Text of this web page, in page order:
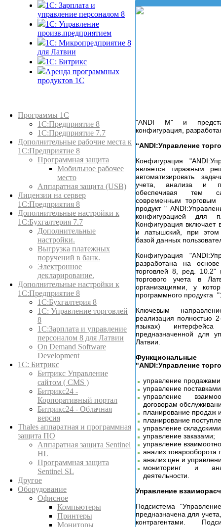
1C: Зарплата и
управление персоналом 8
1C: Управление
произв.предприятием
1С: Микропредприятие 8
для Латвии
1C: Битрикс
Аренда программных
продуктов 1С
Программы 1С
1С:Предприятие 8
1С:Предприятие 7.7
Дополнительные рабочие места к
1С:Предприятие 8
Программная защита
Мобильное рабочее
место
Аппаратная защита (USB)
Лицензии на сервер
1С:Предприятия 8
Дополнительные настройки к
1С:Бухгалтерия 7.7
Дополнительные
настройки.
Выгрузка платежных
поручений в банк.
Электронное
декларирование.
Дополнительные настройки к
1С:Предприятие 8
1С:Бухгалтерия 8
1C: Управление торговлей
8
1С:Зарплата и управление
персоналом 8 для Латвии
On Demand Software
Development
1С: Битрикс
Битрикс Управление
сайтом ( CMS )
Битрикс24 -
Корпоративный портал
Битрикс24 - Облачная
версия
Thales аппаратная и программная
защита ПО
Аппаратная защита Sentinel
HL
Программная защита
Sentinel SL
Другое
Оборудование
Офисное
Компьютеры
Принтеры
Мониторы
"ANDI M" и
конфигурация,
“ANDI:Управление
Конфигурация
является тиражным
автоматизировать
учета, анализа и
обеспечивая тем
современным торговым
продукт "
конфигурацией для
Конфигурация включает
и латышский, при
базой данных
Конфигурация
разработана на
торговлей 8, ред. 10.2"
торгового учета в
организациями, у
программного продукта
Ключевым
реализация полностью
языках)
предназначенной для
Латвии.
Функциональные
"ANDI:Управление
управление
управление
управление
договорам
планирование продаж
планирование
управление
управление заказами;
управление
анализ товарооборота
анализ цен и
мониторинг и
деятельности.
Управление
Подсистема
предназначена для
контрагентами.